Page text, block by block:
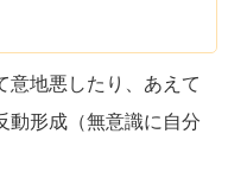
を選ぶか、新しい風を
くありませんが、相
かかるし難しいよう
意地悪したり、あえて
動形成（無意識に自分